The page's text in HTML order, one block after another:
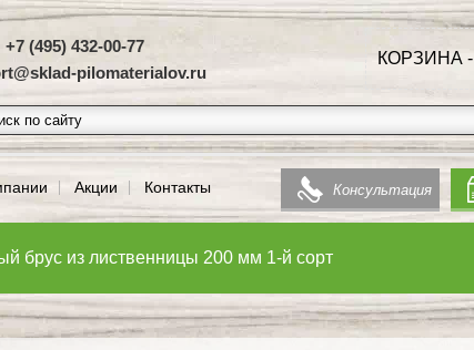
+7 (495) 432-00-77
pilomaterialov.ru
КОРЗИНА -
Акции Контакты Консультация
брус из лиственницы 200 мм 1-й сорт